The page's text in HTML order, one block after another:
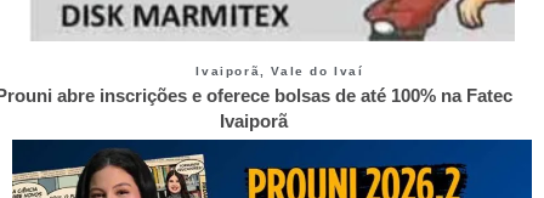
Ivaiporã ,Vale do Ivaí
abre inscrições e oferece bolsas de até 100% na Fatec
Ivaiporã